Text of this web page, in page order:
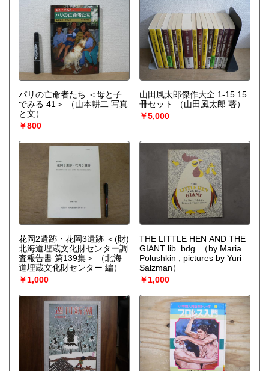
パリの亡命者たち ＜母と子
でみる 41＞
（山本耕二 写真
と文）
￥800
山田風太郎傑作大全 1-15 15
冊セット
（山田風太郎 著）
￥5,000
花岡2遺跡・花岡3遺跡 ＜(財)
北海道埋蔵文化財センター調
査報告書 第139集＞
（北海
道埋蔵文化財センター 編）
￥1,000
THE LITTLE HEN AND THE
GIANT lib. bdg.
（by Maria
Polushkin ; pictures by Yuri
Salzman）
￥1,000